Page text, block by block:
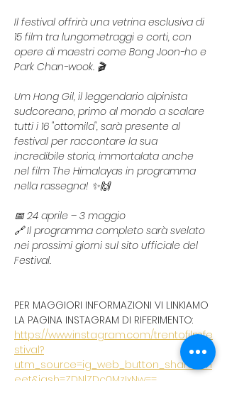
Il festival offrirà una vetrina esclusiva ​di
15 film tra lungometraggi e corti, con
opere di maestri come Bong Joon-ho e
Park Chan-wook. 🎬
Um Hong Gil, il leggendario alpinista
sudcoreano, primo al mondo a scalare
tutti i 16 "ottomila", sarà presente al
festival per raccontare la sua
incredibile storia, immortalata anche
nel film The Himalayas in programma
nella rassegna! ✨️🙌
​📅 24 aprile – 3 maggio
🔗 Il programma completo sarà svelato
nei prossimi giorni sul sito ufficiale del
Festival.
PER MAGGIORI INFORMAZIONI VI LINKIAMO
LA PAGINA INSTAGRAM DI RIFERIMENTO:
https://www.instagram.com/trentofilmfe
stival?
utm_source=ig_web_button_share_sh
eet&igsh=ZDNlZDc0MzIxNw==